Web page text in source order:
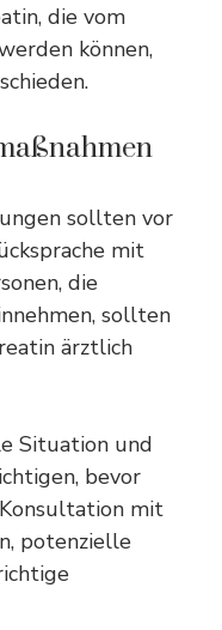
die vom
können,
sollten vor
mit
die
sollten
ärztlich
Situation und
bevor
mit
potenzielle